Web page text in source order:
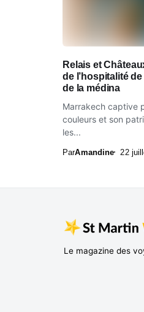
Relais et
de l’hospitalité
de la médina
Marrakech captive
couleurs et son
les...
ParAmandine 22
Le magazine des